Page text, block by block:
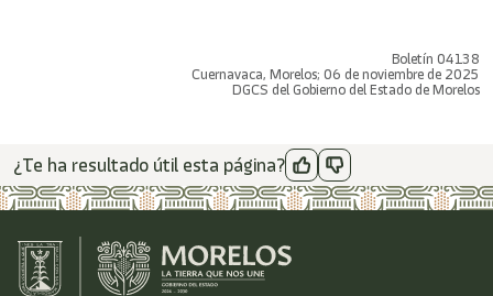
Boletín 04138
Cuernavaca, Morelos; 06 de noviembre de 2025
DGCS del Gobierno del Estado de Morelos
¿Te ha resultado útil esta página?